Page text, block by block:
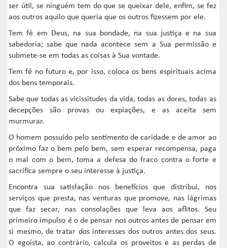
ser útil, se ninguém tem do que se queixar dele, enfim, se fez
aos outros aquilo que queria que os outros fizessem por ele.
Tem fé em Deus, na sua bondade, na sua justiça e na sua
sabedoria; sabe que nada acontece sem a Sua permissão e
submete-se em todas as coisas à Sua vontade.
Tem fé no futuro e, por isso, coloca os bens espirituais acima
dos bens temporais.
Sabe que todas as vicissitudes da vida, todas as dores, todas as
decepções são provas ou expiações, e as aceita sem
murmurar.
O homem possuído pelo sentimento de caridade e de amor ao
próximo faz o bem pelo bem, sem esperar recompensa, paga
o mal com o bem, toma a defesa do fraco contra o forte e
sacrifica sempre o seu interesse à justiça.
Encontra sua satisfação nos benefícios que distribui, nos
serviços que presta, nas venturas que promove, nas lágrimas
que faz secar, nas consolações que leva aos aflitos. Seu
primeiro impulso é o de pensar nos outros antes de pensar em
si mesmo, de tratar dos interesses dos outros antes dos seus.
O egoísta, ao contrário, calcula os proveitos e as perdas de